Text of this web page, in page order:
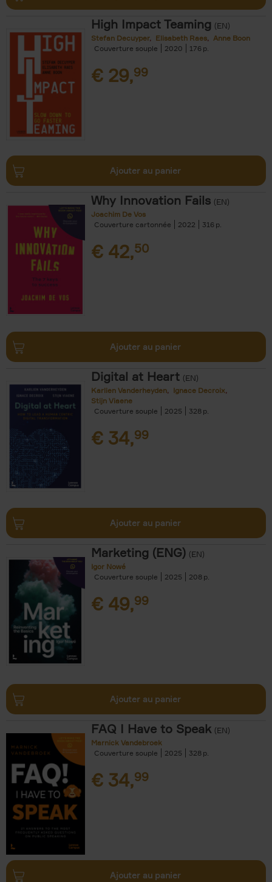
High Impact Teaming (EN)
Stefan Decuyper Elisabeth Raes
Anne Boon
Couverture souple
2020 176
€ 29,99
Ajouter au panier
Why Innovation Fails (EN)
Joachim De Vos
Couverture cartonnée
2022 316
€ 42,50
Ajouter au panier
Digital at Heart (EN)
Karlien Vanderheyden
Ignace Decroix
Stijn Viaene
Couverture souple
2025 328
€ 34,99
Ajouter au panier
Marketing (ENG) (EN)
Igor Nowé
Couverture souple
2025 208
€ 49,99
Ajouter au panier
FAQ I Have to Speak (EN)
Marnick Vandebroek
Couverture souple
2025 328
€ 34,99
Ajouter au panier